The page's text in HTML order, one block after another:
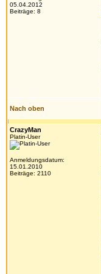
05.04.2012
Beiträge: 8
Nach oben
CrazyMan
Platin-User
Anmeldungsdatum:
15.01.2010
Beiträge: 2110